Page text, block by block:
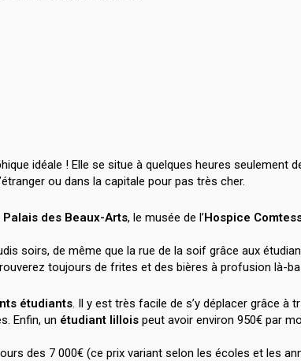
idéale ! Elle se situe à quelques heures seulement
ou dans la capitale pour pas très cher.
Palais des Beaux-Arts, le musée de l’Hospice
soirs, de même que la rue de la soif grâce aux
toujours de frites et des bières à profusion là-
étudiants. Il y est très facile de s’y déplacer grâce à
Enfin, un étudiant lillois peut avoir environ 950€ par
des 7 000€ (ce prix variant selon les écoles et les